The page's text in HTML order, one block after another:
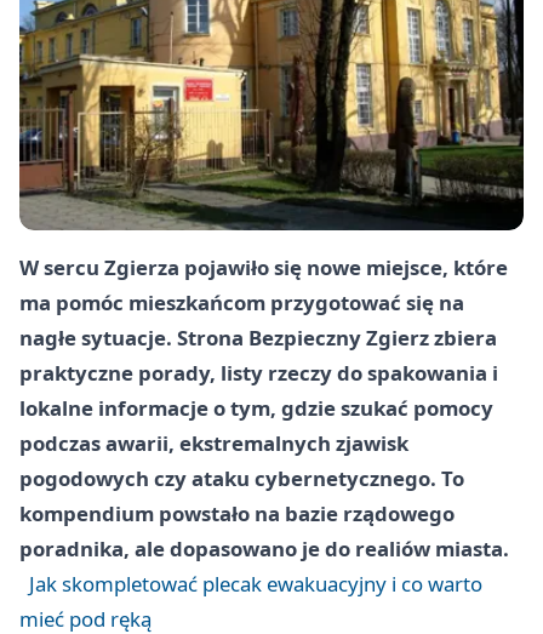
W sercu Zgierza pojawiło się nowe miejsce, które
ma pomóc mieszkańcom przygotować się na
nagłe sytuacje. Strona Bezpieczny Zgierz zbiera
praktyczne porady, listy rzeczy do spakowania i
lokalne informacje o tym, gdzie szukać pomocy
podczas awarii, ekstremalnych zjawisk
pogodowych czy ataku cybernetycznego. To
kompendium powstało na bazie rządowego
poradnika, ale dopasowano je do realiów miasta.
Jak skompletować plecak ewakuacyjny i co warto
mieć pod ręką